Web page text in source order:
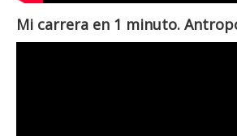
Mi carrera en 1 minuto.